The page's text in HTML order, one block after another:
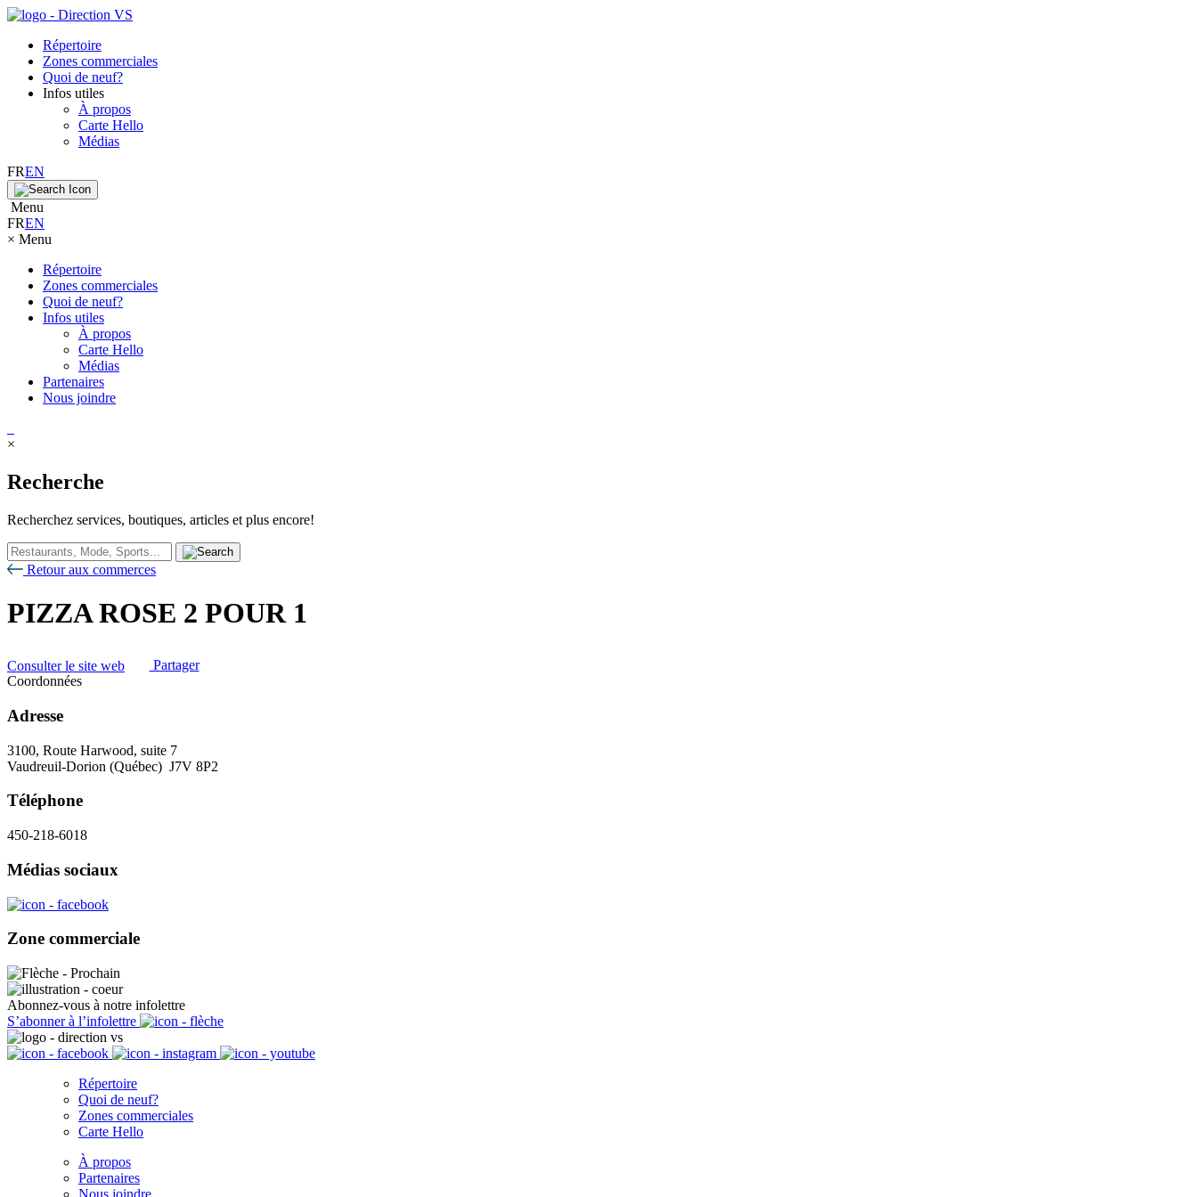
Répertoire
Zones commerciales
Quoi de neuf?
Infos utiles
À propos
Carte Hello
Médias
FREN
Menu
FREN
× Menu
Répertoire
Zones commerciales
Quoi de neuf?
Infos utiles
À propos
Carte Hello
Médias
Partenaires
Nous joindre
×
Recherche
Recherchez services, boutiques, articles et plus encore!
Retour aux commerces
PIZZA ROSE 2 POUR 1
Consulter le site web
Partager
Coordonnées
Adresse
3100, Route Harwood, suite 7
Vaudreuil-Dorion (Québec) J7V 8P2
Téléphone
450-218-6018
Médias sociaux
Zone commerciale
Abonnez-vous à notre infolettre
S’abonner à l’infolettre
Répertoire
Quoi de neuf?
Zones commerciales
Carte Hello
À propos
Partenaires
Nous joindre